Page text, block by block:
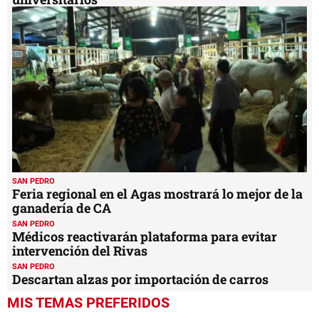
SAN PEDRO
Feria regional en el Agas mostrará lo mejor de la
ganadería de CA
SAN PEDRO
Médicos reactivarán plataforma para evitar
intervención del Rivas
SAN PEDRO
Descartan alzas por importación de carros
MIS TEMAS PREFERIDOS